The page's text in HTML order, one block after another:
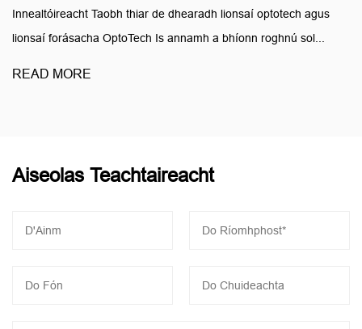
optotech agus
roghnú sol...
táirgí lionsaí défhocacha fós ar cheann d...
Aiseolas Teachtaireacht